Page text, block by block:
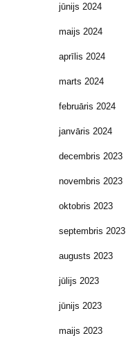
jūnijs 2024
maijs 2024
aprīlis 2024
marts 2024
februāris 2024
janvāris 2024
decembris 2023
novembris 2023
oktobris 2023
septembris 2023
augusts 2023
jūlijs 2023
jūnijs 2023
maijs 2023